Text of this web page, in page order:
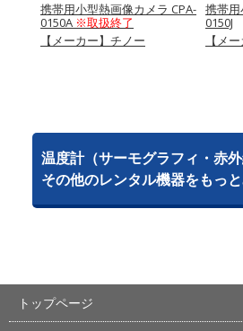
携帯用小型熱画像カメラ CPA-
0150A ※取扱終了
【メーカー】チノー
携帯用
0150J
【メ
温度計（サーモグラフィ・赤
その他のレンタル機器をもっ
トップページ